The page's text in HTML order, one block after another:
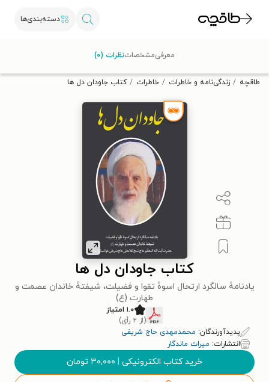
دسته‌بندی‌ها
تخفیف از طاقچه دریافت کن.
طاقچه زندگی‌نامه و خاطرات خاطرات کتاب جاودان دل ها
کتاب جاودان دل ها
یادنامهٔ سالگرد ارتحال اسوهٔ تقوا و فضیلت، شیفتهٔ خاندان عصمت و
طهارت (ع)
۱.۰ امتیاز
(از ۲ رأی)
پدیدآورندگان: محمدمهدی حاج شریفی
انتشارات: میراث ماندگار
خرید کتاب الکترونیکی | ۳۰,۰۰۰ تومان
معرفیمشخصاتنظرات (۰)